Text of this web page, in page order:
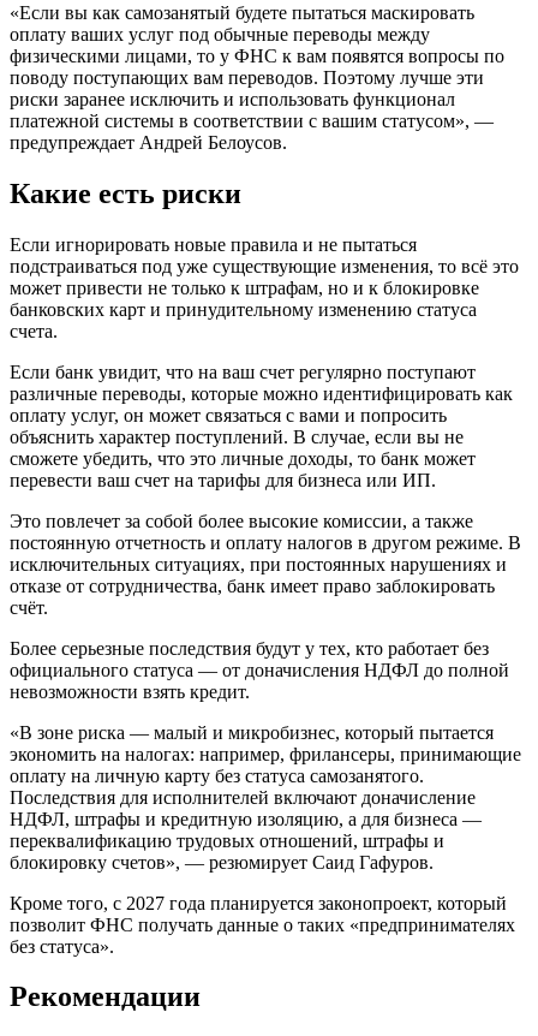
«Если вы как самозанятый будете пытаться маскировать
оплату ваших услуг под обычные переводы между
физическими лицами, то у ФНС к вам появятся вопросы по
поводу поступающих вам переводов. Поэтому лучше эти
риски заранее исключить и использовать функционал
платежной системы в соответствии с вашим статусом», —
предупреждает Андрей Белоусов.
Какие есть риски
Если игнорировать новые правила и не пытаться
подстраиваться под уже существующие изменения, то всё это
может привести не только к штрафам, но и к блокировке
банковских карт и принудительному изменению статуса
счета.
Если банк увидит, что на ваш счет регулярно поступают
различные переводы, которые можно идентифицировать как
оплату услуг, он может связаться с вами и попросить
объяснить характер поступлений. В случае, если вы не
сможете убедить, что это личные доходы, то банк может
перевести ваш счет на тарифы для бизнеса или ИП.
Это повлечет за собой более высокие комиссии, а также
постоянную отчетность и оплату налогов в другом режиме. В
исключительных ситуациях, при постоянных нарушениях и
отказе от сотрудничества, банк имеет право заблокировать
счёт.
Более серьезные последствия будут у тех, кто работает без
официального статуса — от доначисления НДФЛ до полной
невозможности взять кредит.
«В зоне риска — малый и микробизнес, который пытается
экономить на налогах: например, фрилансеры, принимающие
оплату на личную карту без статуса самозанятого.
Последствия для исполнителей включают доначисление
НДФЛ, штрафы и кредитную изоляцию, а для бизнеса —
переквалификацию трудовых отношений, штрафы и
блокировку счетов», — резюмирует Саид Гафуров.
Кроме того, с 2027 года планируется законопроект, который
позволит ФНС получать данные о таких «предпринимателях
без статуса».
Рекомендации